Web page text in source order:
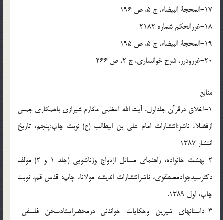
17-المحجة البیضاء، ج 5، ص 196
18-غررالحکم شماره 2182
19-المحجة البیضاء، ج 5، ص 195
20-غررودرر، شرح خوانساری، ج 2، ص 266
منابع
1-اخلاق درقرآن جلداول، آیت الله اعظمی مکارم شیرازی باهمکاری جمعی
ازفضلا، ناشر:انتشارات امام علی بن ابیطالب (ع) نوبت چاپ:پنجم، تاریخ
انتشار 1387
2-بهشت خانواده، راهنمای مسائل ازدواج وزناشویی (جلد 1 و 2) مولف
دکترسیدجوادمصطفوی، ناشرانتشارات اندیشه مولانا، چاپ: قدس قم، نوبت
چاپ، اول 1389.
3-داستانهای شیرین وحکایات خواندنی درمحضراستادسخن فلسفی-